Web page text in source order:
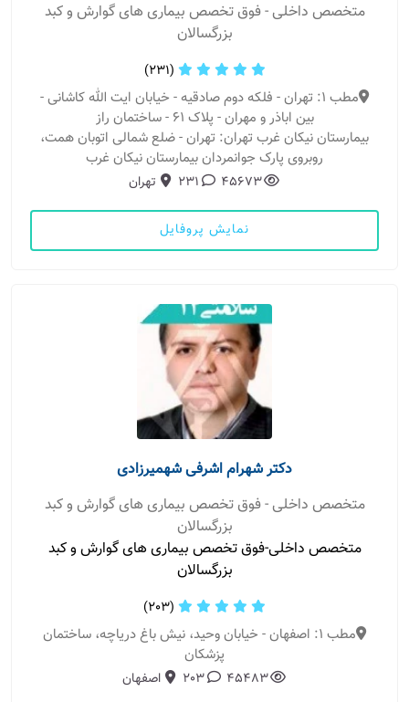
متخصص داخلی - فوق تخصص بیماری های گوارش و کبد
بزرگسالان
(231)
مطب 1: تهران - فلکه دوم صادقیه - خیابان ایت الله کاشانی -
بین اباذر و مهران - پلاک ۶۱ - ساختمان راز
بیمارستان نیکان غرب تهران: تهران - ضلع شمالی اتوبان همت،
روبروی پارک جوانمردان بیمارستان نیکان غرب
45673
231 تهران
نمایش پروفایل
دکتر شهرام اشرفی شهمیرزادی
متخصص داخلی - فوق تخصص بیماری های گوارش و کبد
بزرگسالان
متخصص داخلی-فوق تخصص بیماری های گوارش و کبد
بزرگسالان
(203)
مطب 1: اصفهان - خیابان وحید، نیش باغ دریاچه، ساختمان
پزشکان
45483
203 اصفهان